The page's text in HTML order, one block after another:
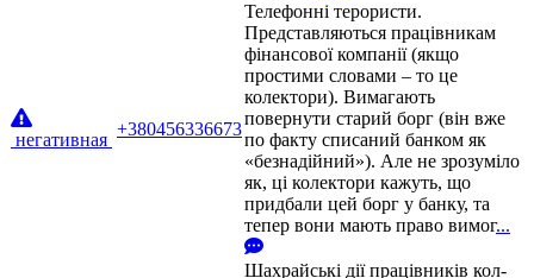
негативная
+380456336673
Телефонні терористи.
Представляються працівникам
фінансової компанії (якщо
простими словами – то це
колектори). Вимагають
повернути старий борг (він вже
по факту списаний банком як
«безнадійний»). Але не зрозуміло
як, ці колектори кажуть, що
придбали цей борг у банку, та
тепер вони мають право вимог...
Шахрайські дії працівників кол-